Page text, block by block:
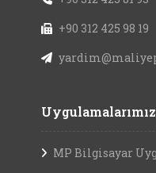
+90 312 425 98 19
Uygulamalarımız
MP Bilgisayar